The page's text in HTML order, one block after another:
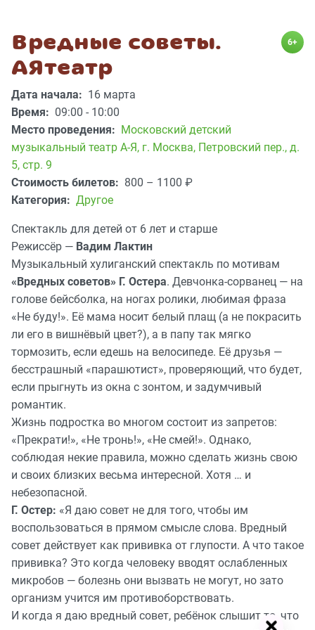
Вредные советы.
АЯтеатр
6+
Дата начала: 16 марта
Время: 09:00 - 10:00
Место проведения: Московский детский
музыкальный театр А-Я, г. Москва, Петровский пер., д.
5, стр. 9
Стоимость билетов: 800 – 1100 ₽
Категория: Другое
Спектакль для детей от 6 лет и старше
Режиссёр — Вадим Лактин
Музыкальный хулиганский спектакль по мотивам
«Вредных советов» Г. Остера. Девчонка-сорванец — на
голове бейсболка, на ногах ролики, любимая фраза
«Не буду!». Её мама носит белый плащ (а не покрасить
ли его в вишнёвый цвет?), а в папу так мягко
тормозить, если едешь на велосипеде. Её друзья —
бесстрашный «парашютист», проверяющий, что будет,
если прыгнуть из окна с зонтом, и задумчивый
романтик.
Жизнь подростка во многом состоит из запретов:
«Прекрати!», «Не тронь!», «Не смей!». Однако,
соблюдая некие правила, можно сделать жизнь свою
и своих близких весьма интересной. Хотя … и
небезопасной.
Г. Остер: «Я даю совет не для того, чтобы им
воспользоваться в прямом смысле слова. Вредный
совет действует как прививка от глупости. А что такое
прививка? Это когда человеку вводят ослабленных
микробов — болезнь они вызвать не могут, но зато
организм учится им противоборствовать.
И когда я даю вредный совет, ребёнок слышит то, что